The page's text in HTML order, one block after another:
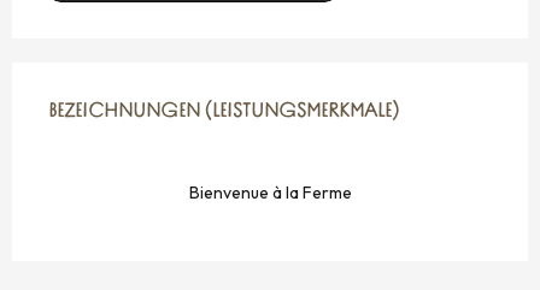
BEZEICHNUNGEN (LEISTUNGSMERKMALE)
BEZEICHNUNGEN (LEISTUNGSMERKMALE)
Bienvenue à la Ferme